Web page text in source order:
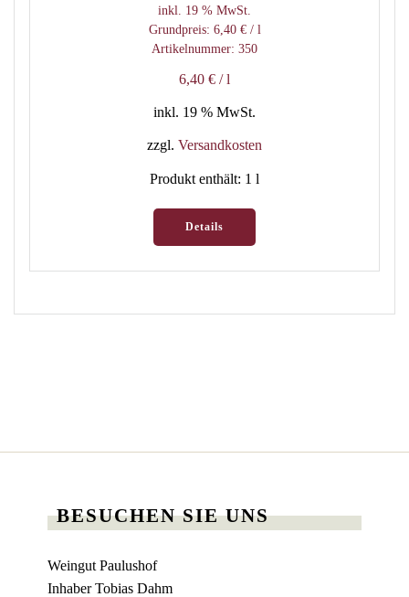
inkl. 19 % MwSt.
Grundpreis: 6,40 €/ l
Artikelnummer: 350
6,40 € /l
inkl. 19 % MwSt.
zzgl. Versandkosten
Produkt enthält: 1 l
Details
BESUCHEN SIE UNS
Weingut Paulushof
Inhaber Tobias Dahm